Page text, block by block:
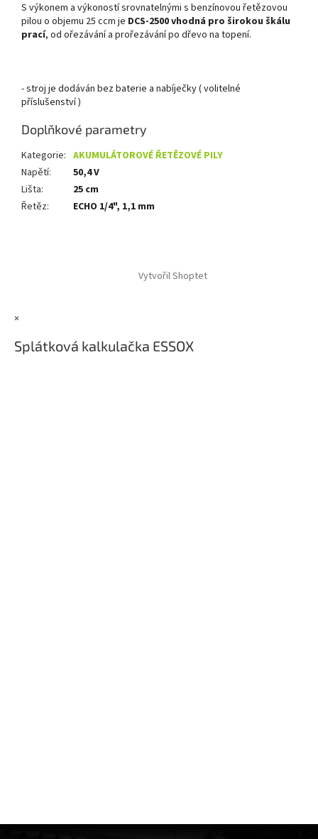
S výkonem a výkoností srovnatelnými s benzínovou řetězovou
pilou o objemu 25 ccm je DCS-2500 vhodná pro širokou škálu
prací, od ořezávání a prořezávání po dřevo na topení.
- stroj je dodáván bez baterie a nabíječky ( volitelné
příslušenství )
Doplňkové parametry
Kategorie: AKUMULÁTOROVÉ ŘETĚZOVÉ PILY
Napětí:
50,4 V
Lišta:
25 cm
Řetěz: ECHO 1/4", 1,1 mm
Vytvořil Shoptet
×
Splátková kalkulačka ESSOX